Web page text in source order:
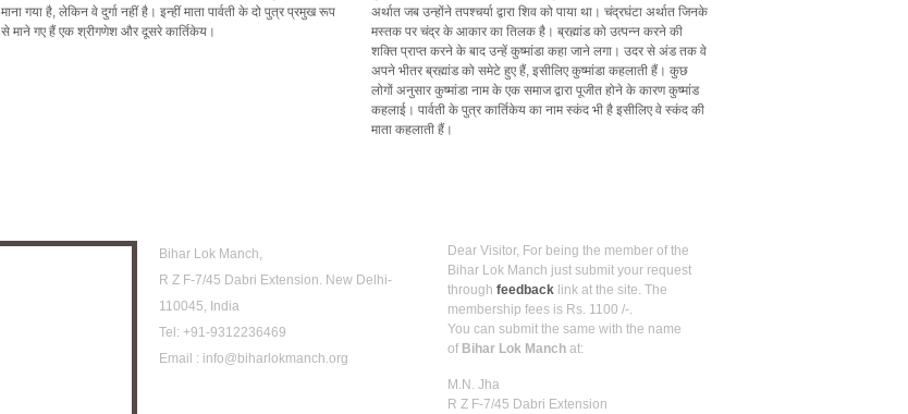
माना गया है, लेकिन वे दुर्गा नहीं है। इन्हीं माता पार्वती के दो पुत्र प्रमुख रूप
से माने गए हैं एक श्रीगणेश और दूसरे कार्तिकेय।
अर्थात जब उन्होंने तपश्चर्या द्वारा शिव को पाया था। चंद्रघंटा अर्थात जिनके
मस्तक पर चंद्र के आकार का तिलक है। ब्रह्मांड को उत्पन्न करने की
शक्ति प्राप्त करने के बाद उन्हें कुष्मांडा कहा जाने लगा। उदर से अंड तक वे
अपने भीतर ब्रह्मांड को समेटे हुए हैं, इसीलिए कुष्‍मांडा कहलाती हैं। कुछ
लोगों अनुसार कुष्मांडा नाम के एक समाज द्वारा पूजीत होने के कारण कुष्मांड
कहलाई। पार्वती के पुत्र कार्तिकेय का नाम स्कंद भी है इसीलिए वे स्कंद की
माता कहलाती हैं।
Bihar Lok Manch,
R Z F-7/45 Dabri Extension. New Delhi-
110045, India
Tel: +91-9312236469
Email : info@biharlokmanch.org
Dear Visitor, For being the member of the
Bihar Lok Manch just submit your request
through feedbacklink at the site. The
membership fees is Rs. 1100 /-.
You can submit the same with the name
of Bihar Lok Manchat:
M.N. Jha
R Z F-7/45 Dabri Extension